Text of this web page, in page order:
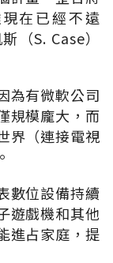
在已經不遠
（S. Case）
為有微軟公司
規模龐大，而
界（連接電視
數位設備持續
遊戲機和其他
進占家庭，提